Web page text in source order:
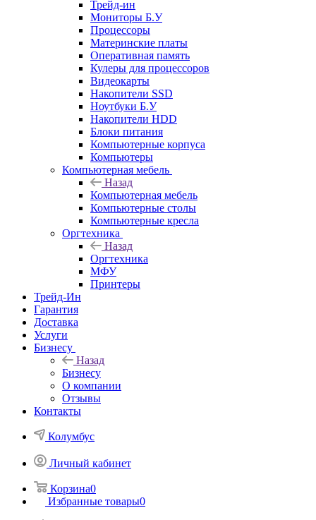
Трейд-ин
Мониторы Б.У
Процессоры
Материнские платы
Оперативная память
Кулеры для процессоров
Видеокарты
Накопители SSD
Ноутбуки Б.У
Накопители HDD
Блоки питания
Компьютерные корпуса
Компьютеры
Компьютерная мебель
Назад
Компьютерная мебель
Компьютерные столы
Компьютерные кресла
Оргтехника
Назад
Оргтехника
МФУ
Принтеры
Трейд-Ин
Гарантия
Доставка
Услуги
Бизнесу
Назад
Бизнесу
О компании
Отзывы
Контакты
Колумбус
Личный кабинет
Корзина0
Избранные товары0